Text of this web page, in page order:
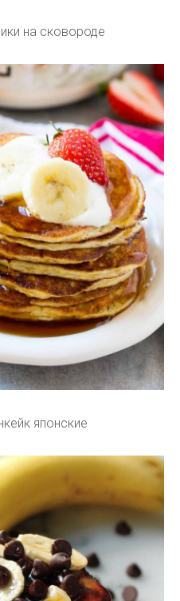
на сковороде
японские